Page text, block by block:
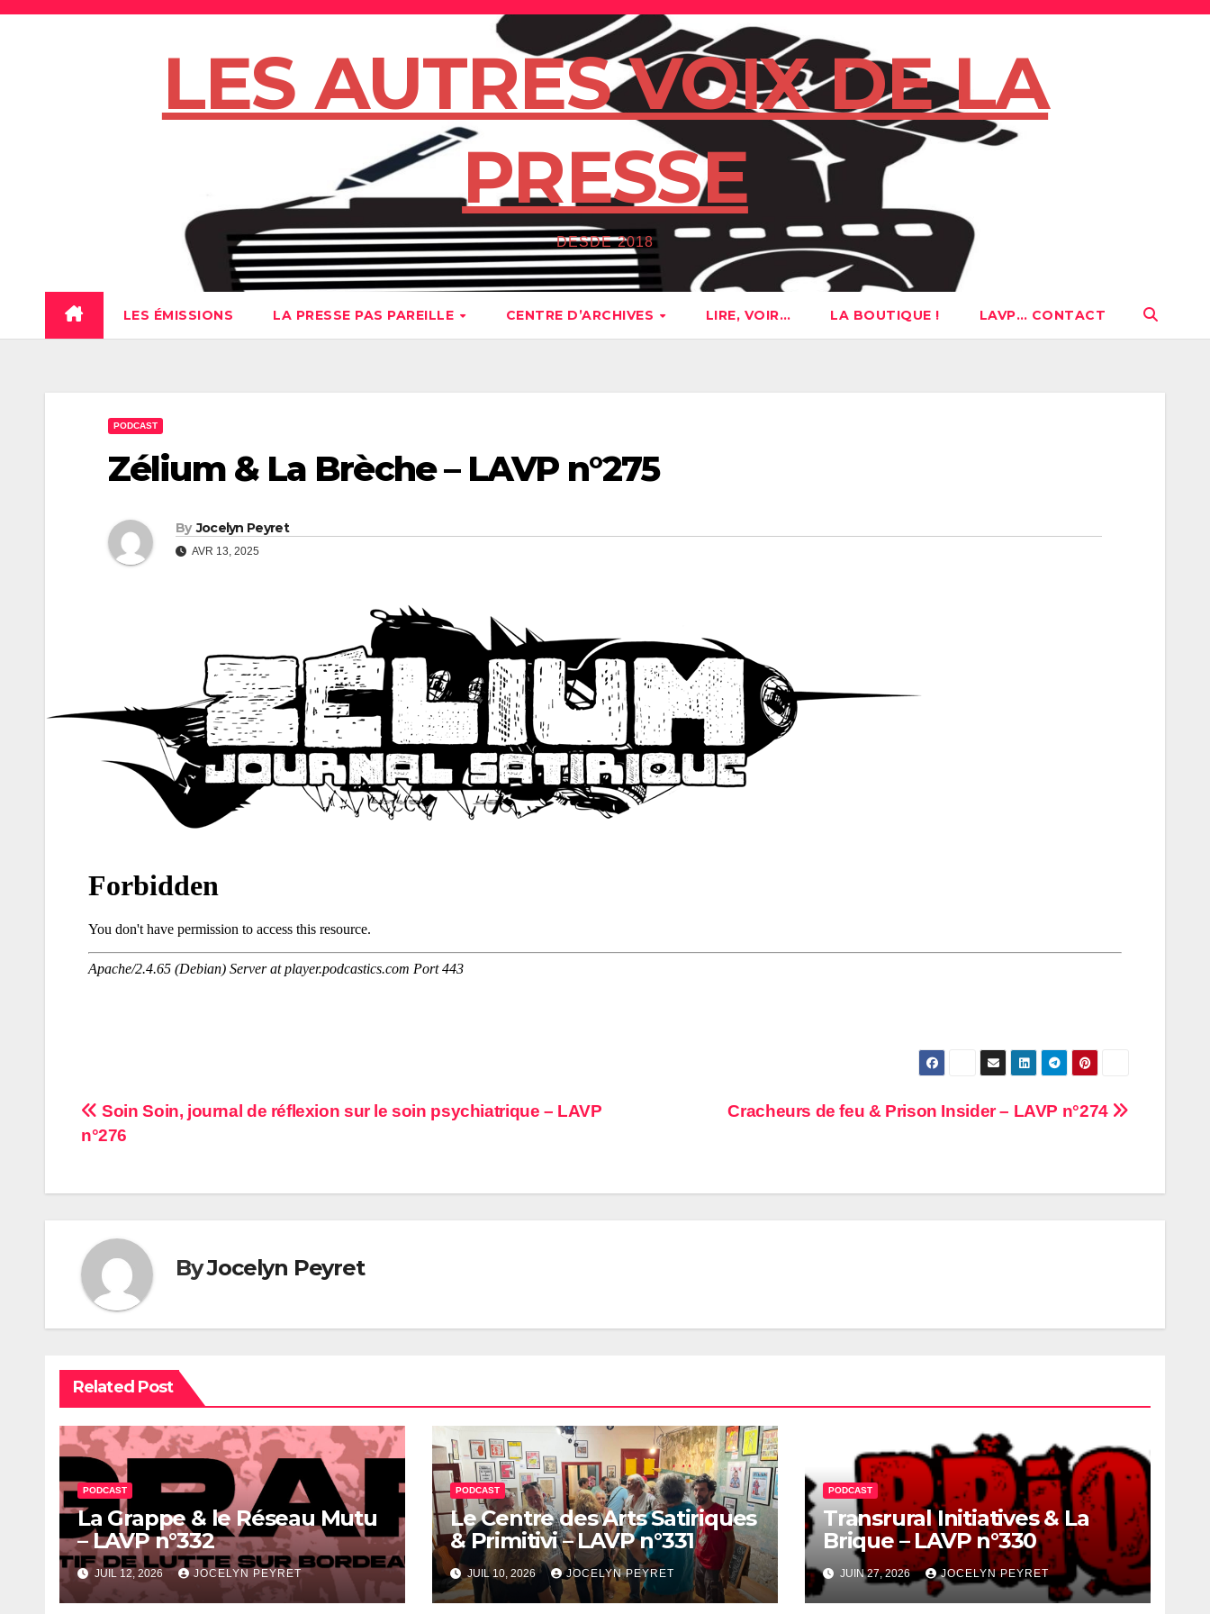
Skip
LES AUTRES VOIX DE LA
PRESSE
DESDE 2018
LES ÉMISSIONS LA PRESSE PAS PAREILLE CENTRE D’ARCHIVES LIRE, VOIR… LA BOUTIQUE ! LAVP… CONTACT
PODCAST
Zélium & La Brèche – LAVP n°275
By Jocelyn Peyret
AVR 13, 2025
Navigation
l’article
Cracheurs de feu & Prison Insider – LAVP n°274
Soin Soin, journal de réflexion sur le soin psychiatrique – LAVP
n°276
ByJocelyn Peyret
Related Post
PODCAST
La Grappe & le Réseau Mutu
– LAVP n°332
JUIL 12, 2026 JOCELYN PEYRET
PODCAST
Le Centre des Arts Satiriques
& Primitivi – LAVP n°331
JUIL 10, 2026 JOCELYN PEYRET
PODCAST
Transrural Initiatives & La
Brique – LAVP n°330
JUIN 27, 2026 JOCELYN PEYRET